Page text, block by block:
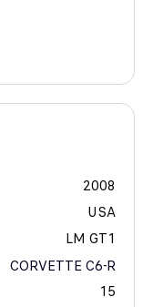
2008
USA
LM GT1
CORVETTE C6-R
15